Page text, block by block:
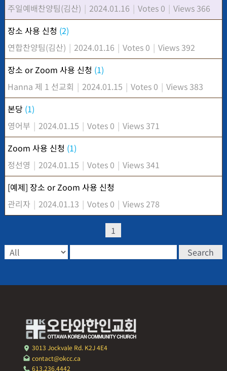
주일예배찬양팀(김산) | 2024.01.16 | Votes 0 | Views 366
장소 사용 신청 (2)
연합찬양팀(김산) | 2024.01.16 | Votes 0 | Views 392
장소 or Zoom 사용 신청 (1)
Hanna 제 1 선교회 | 2024.01.15 | Votes 0 | Views 383
본당 (1)
영어부 | 2024.01.15 | Votes 0 | Views 371
Zoom 사용 신청 (1)
정선영 | 2024.01.15 | Votes 0 | Views 341
[예제] 장소 or Zoom 사용 신청
관리자 | 2024.01.13 | Votes 0 | Views 278
1
Search
3013 Jockvale Rd. K2J 4E4
contact@okcc.ca
613.236.4442